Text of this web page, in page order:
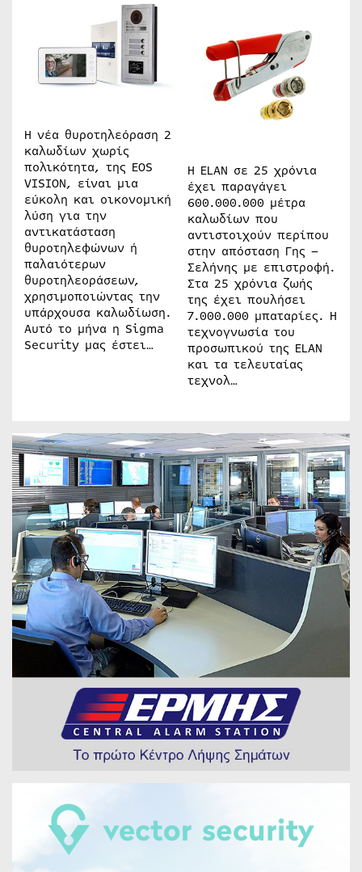
Η νέα θυροτηλεόραση 2
καλωδίων χωρίς
πολικότητα, της EOS
VISION, είναι μια
εύκολη και οικονομική
λύση για την
αντικατάσταση
θυροτηλεφώνων ή
παλαιότερων
θυροτηλεοράσεων,
χρησιμοποιώντας την
υπάρχουσα καλωδίωση.
Αυτό το μήνα η Sigma
Security μας έστει…
Η ELAN σε 25 χρόνια
έχει παραγάγει
600.000.000 μέτρα
καλωδίων που
αντιστοιχούν περίπου
στην απόσταση Γης –
Σελήνης με επιστροφή.
Στα 25 χρόνια ζωής
της έχει πουλήσει
7.000.000 μπαταρίες. Η
τεχνογνωσία του
προσωπικού της ELAN
και τα τελευταίας
τεχνολ…